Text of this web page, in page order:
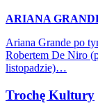
ARIANA
Ariana Grande po
Robertem De Niro
listopadzie)…
Trochę Kultury